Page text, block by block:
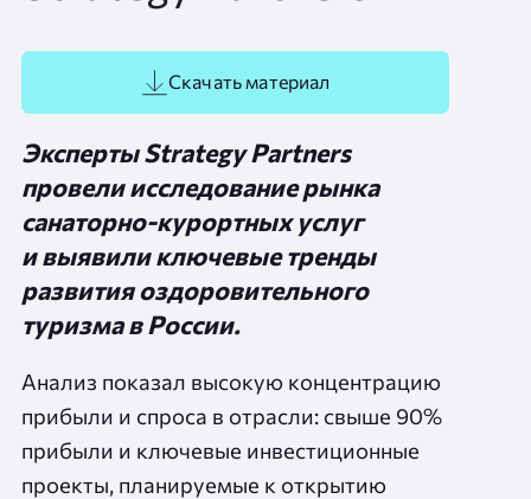
Скачать материал
Эксперты Strategy Partners
провели исследование рынка
санаторно‑курортных услуг
и выявили ключевые тренды
развития оздоровительного
туризма в России.
Анализ показал высокую концентрацию
прибыли и спроса в отрасли: свыше 90%
прибыли и ключевые инвестиционные
проекты, планируемые к открытию